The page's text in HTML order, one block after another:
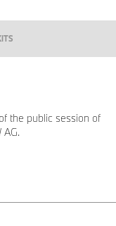
the public session of